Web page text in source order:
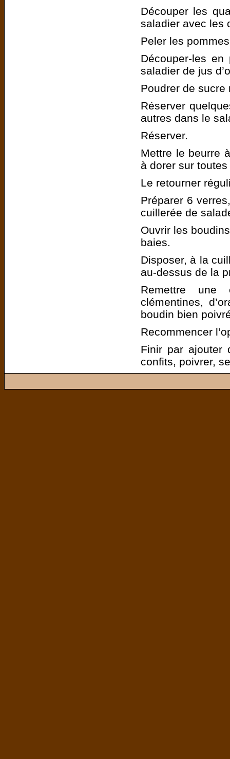
Découper les
saladier avec les
Peler les
Découper-les
saladier de jus
Poudrer de
Réserver
autres dans le
Réserver.
Mettre le beurre
à dorer sur
Le retourner
Préparer 6
cuillerée de
Ouvrir les
baies.
Disposer, à la
au-dessus de la
Remettre
clémentines,
boudin bien
Recommencer
Finir par ajouter
confits, poivrer,